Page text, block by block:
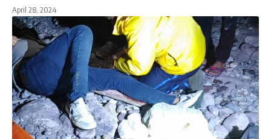
April 28, 2024